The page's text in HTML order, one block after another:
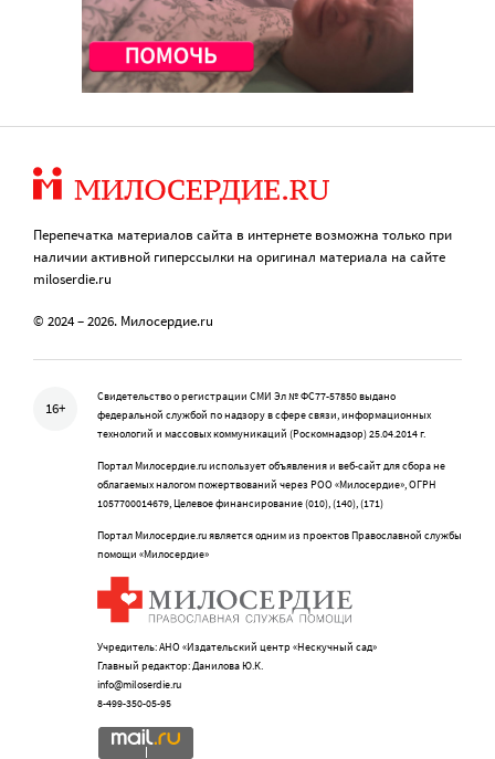
Перепечатка материалов сайта в интернете возможна только при
наличии активной гиперссылки на оригинал материала на сайте
miloserdie.ru
© 2024 – 2026. Милосердие.ru
16+
Свидетельство о регистрации СМИ Эл № ФС77-57850 выдано
федеральной службой по надзору в сфере связи, информационных
технологий и массовых коммуникаций (Роскомнадзор) 25.04.2014 г.
Портал Милосердие.ru использует объявления и веб-сайт для сбора не
облагаемых налогом пожертвований через РОО «Милосердие», ОГРН
1057700014679, Целевое финансирование (010), (140), (171)
Портал Милосердие.ru является одним из проектов Православной службы
помощи «Милосердие»
Учредитель: АНО «Издательский центр «Нескучный сад»
Главный редактор: Данилова Ю.К.
info@miloserdie.ru
8-499-350-05-95